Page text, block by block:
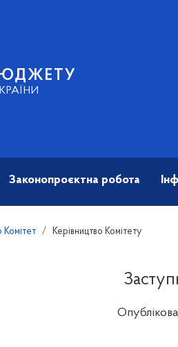
Законопроєктна робота
Комітет Керівництво Комітету